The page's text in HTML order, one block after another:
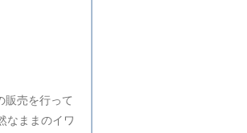
販売を行って
なままのイワ